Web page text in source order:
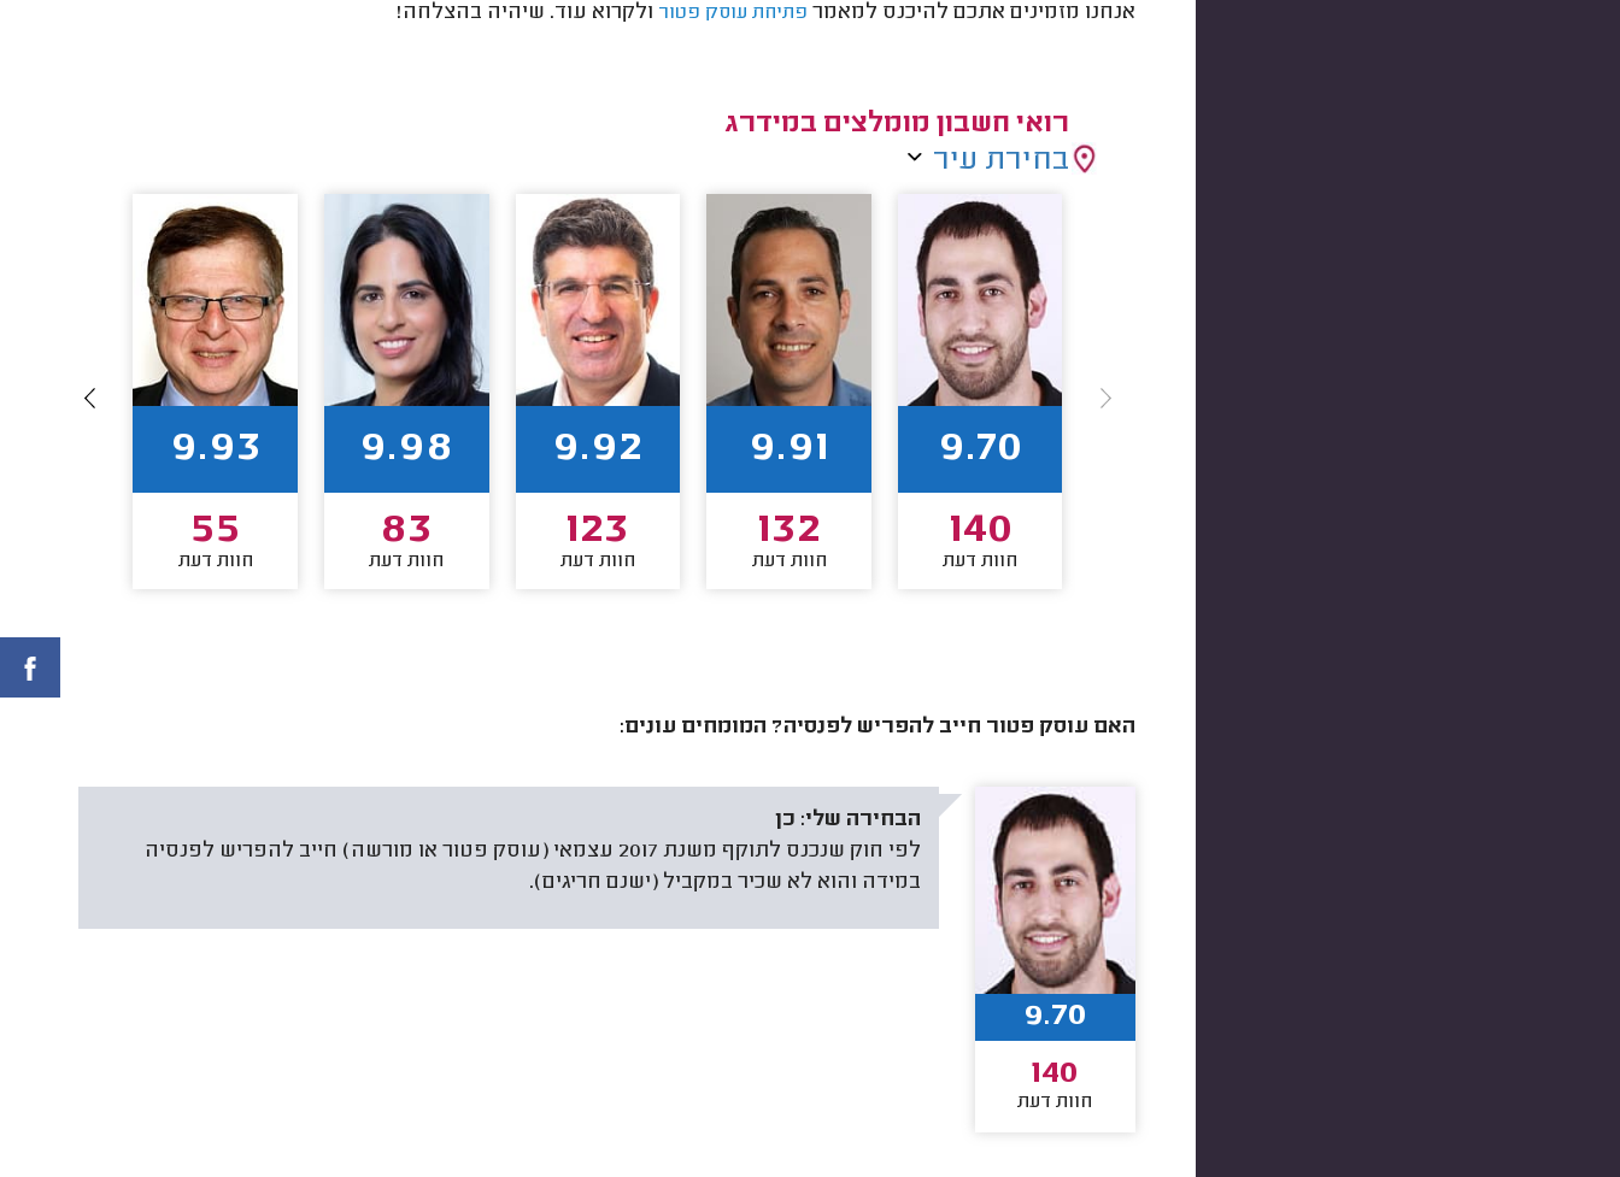
אנחנו מזמינים אתכם להיכנס למאמר פתיחת עוסק פטור ולקרוא עוד. שיהיה בהצלחה!
רואי חשבון מומלצים במידרג
בחירת עיר
9.70
140
חוות דעת
9.91
132
חוות דעת
9.92
123
חוות דעת
9.98
83
חוות דעת
9.93
55
חוות דעת
האם עוסק פטור חייב להפריש לפנסיה? המומחים עונים:
הבחירה שלי: כן
לפי חוק שנכנס לתוקף משנת 2017 עצמאי (עוסק פטור או מורשה) חייב להפריש לפנסיה
במידה והוא לא שכיר במקביל (ישנם חריגים).
9.70
140
חוות דעת